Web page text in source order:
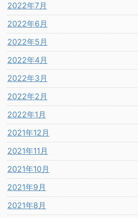
2022年7月
2022年6月
2022年5月
2022年4月
2022年3月
2022年2月
2022年1月
2021年12月
2021年11月
2021年10月
2021年9月
2021年8月